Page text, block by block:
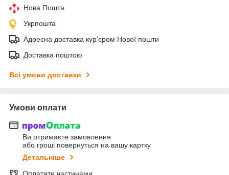
Нова Пошта
Укрпошта
Адресна доставка кур'єром Нової пошти
Доставка поштою
Всі умови доставки
Умови оплати
Ви отримаєте замовлення
або гроші повернуться на вашу картку
Детальніше